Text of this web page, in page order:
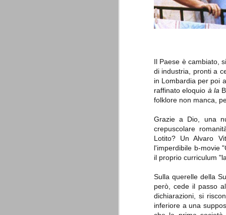
Il Paese è cambiato,
di industria, pronti a
in Lombardia per poi
raffinato eloquio à la
folklore non manca,
Grazie a Dio, una
crepuscolare
Lotito? Un Alvaro
l'imperdibile b-movie
il proprio curriculum
Sulla querelle della
però, cede il passo
dichiarazioni, si
inferiore a una
Quando abbiamo messo on line
questo sito la nostra squadra del
cuore stava vivendo il suo periodo
più buio, annichilita nel suo
La Juve meno italiana
Sulle implicazioni anche
relativi criteri di compilazione),
che sono italiani invece solo 2 dei 10
Roma - Juventus 2-1
La Juventus rimedia una sonora